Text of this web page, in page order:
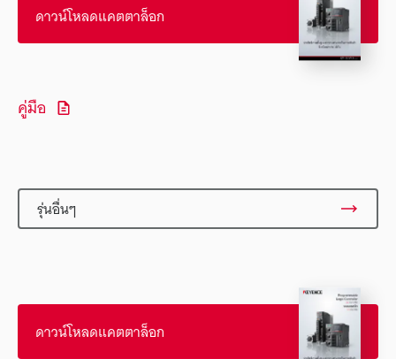
ดาวน์โหลดแคตตาล็อก
คู่มือ
รุ่นอื่นๆ
ดาวน์โหลดแคตตาล็อก